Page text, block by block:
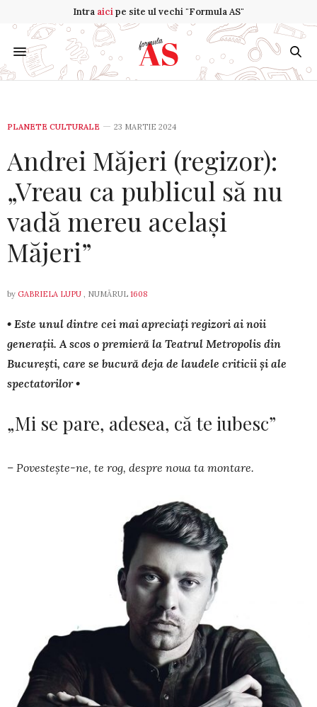
Intra aicipe site ul vechi "Formula AS"
PLANETE CULTURALE 23 MARTIE 2024
Andrei Măjeri (regizor):
„Vreau ca publicul să nu
vadă mereu același
Măjeri”
by GABRIELA LUPU , NUMĂRUL 1608
• Este unul dintre cei mai apreciați regizori ai noii
generații. A scos o premieră la Teatrul Metropolis din
București, care se bucură deja de laudele criticii și ale
spectatorilor •
„Mi se pare, adesea, că te iubesc”
– Povestește-ne, te rog, despre noua ta montare.